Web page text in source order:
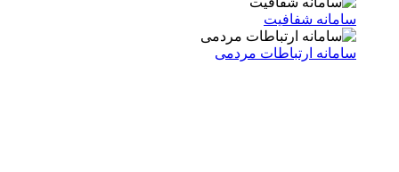
سامانه شفافیت
سامانه ارتباطات مردمی